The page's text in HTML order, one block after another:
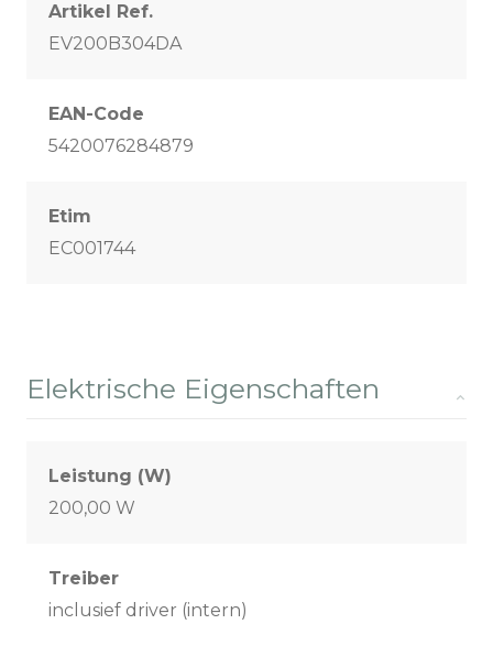
Artikel Ref.
EV200B304DA
EAN-Code
5420076284879
Etim
EC001744
Elektrische Eigenschaften
Leistung (W)
200,00 W
Treiber
inclusief driver (intern)